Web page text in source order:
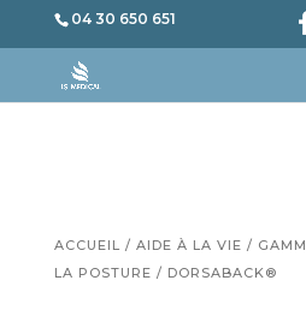
04 30 650 651
ACCUEIL / AIDE À LA VIE /
LA POSTURE / DORSABACK®